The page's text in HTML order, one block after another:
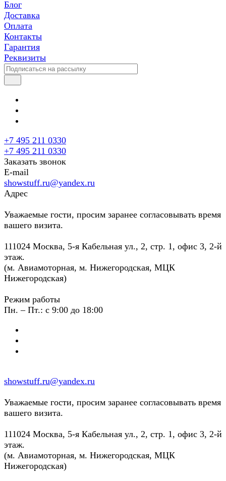
Блог
Доставка
Оплата
Контакты
Гарантия
Реквизиты
+7 495 211 0330
+7 495 211 0330
Заказать звонок
E-mail
showstuff.ru@yandex.ru
Адрес
Уважаемые гости, просим заранее согласовывать время
вашего визита.
111024 Москва, 5-я Кабельная ул., 2, стр. 1, офис 3, 2-й
этаж.
(м. Авиамоторная, м. Нижегородская, МЦК
Нижегородская)
Режим работы
Пн. – Пт.: с 9:00 до 18:00
showstuff.ru@yandex.ru
Уважаемые гости, просим заранее согласовывать время
вашего визита.
111024 Москва, 5-я Кабельная ул., 2, стр. 1, офис 3, 2-й
этаж.
(м. Авиамоторная, м. Нижегородская, МЦК
Нижегородская)